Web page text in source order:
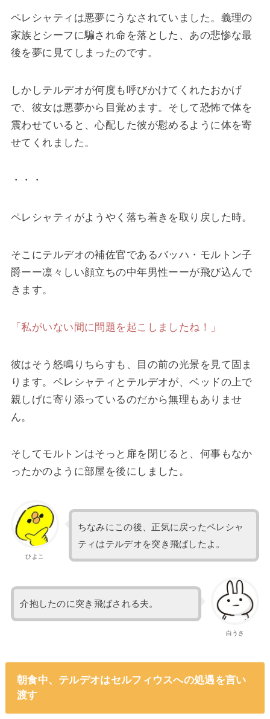
ペレシャティは悪夢にうなされていました。義理の
家族とシーフに騙され命を落とした、あの悲惨な最
後を夢に見てしまったのです。
しかしテルデオが何度も呼びかけてくれたおかげ
で、彼女は悪夢から目覚めます。そして恐怖で体を
震わせていると、心配した彼が慰めるように体を寄
せてくれました。
・・・
ペレシャティがようやく落ち着きを取り戻した時。
そこにテルデオの補佐官であるバッハ・モルトン子
爵ーー凛々しい顔立ちの中年男性ーーが飛び込んで
きます。
「私がいない間に問題を起こしましたね！」
彼はそう怒鳴りちらすも、目の前の光景を見て固ま
ります。ペレシャティとテルデオが、ベッドの上で
親しげに寄り添っているのだから無理もありませ
ん。
そしてモルトンはそっと扉を閉じると、何事もなか
ったかのように部屋を後にしました。
ひよこ
ちなみにこの後、正気に戻ったペレシャ
ティはテルデオを突き飛ばしたよ。
白うさ
介抱したのに突き飛ばされる夫。
朝食中、テルデオはセルフィウスへの処遇を言い
渡す